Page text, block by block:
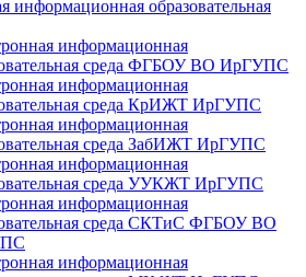
информационная образовательная
информационная
среда ФГБОУ ВО ИрГУПС
информационная
среда КрИЖТ ИрГУПС
информационная
среда ЗабИЖТ ИрГУПС
информационная
среда УУКЖТ ИрГУПС
информационная
среда СКТиС ФГБОУ ВО
информационная